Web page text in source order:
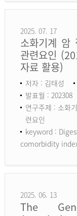
2025. 07. 17
소화기계 암
관련요인
자료 활용)
저자 : 김태성
발표월 : 202308
연구주제 : 소화
련요인
keyword :
comorbidity
2025. 06. 13
The